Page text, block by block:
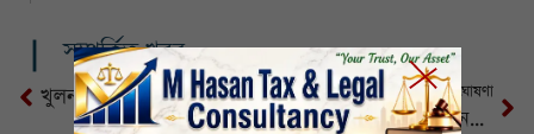
সম্পর্কিত খবর
খুলনার নতুন কারাগার চালু হচ্ছে শনিবার ২৩৭ আসনে বিএনপির প্রার্থী ঘোষণা
খুলনায় যারা পেলেন বিএনপির গ্রীন সিগনাল